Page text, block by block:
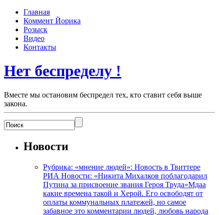
Главная
Коммент Йорика
Розыск
Видео
Контакты
Нет беспределу !
Вместе мы остановим беспредел тех, кто ставит себя выше
закона.
Новости
Рубрика: «мнение людей»: Новость в Твиттере
РИА Новости: «Никита Михалков поблагодарил
Путина за присвоение звания Героя Труда»Мдаа
какие времена такой и Херой. Его освободят от
оплаты коммунальных платежей, но самое
забавное это комментарии людей, любовь народа